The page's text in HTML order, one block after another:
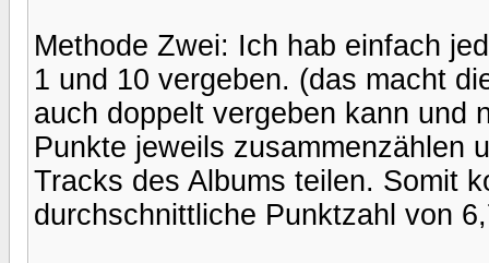
Methode Zwei: Ich hab einfach
1 und 10 vergeben. (das macht
auch doppelt vergeben kann und
Punkte jeweils zusammenzählen
Tracks des Albums teilen. Somit
durchschnittliche Punktzahl von